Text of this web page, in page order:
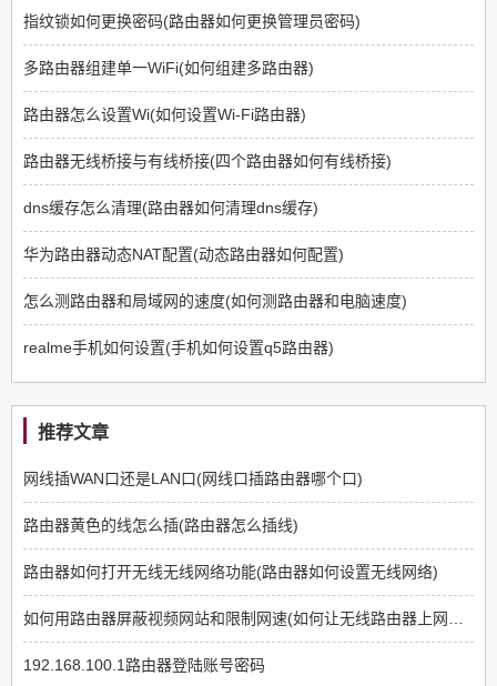
指纹锁如何更换密码(路由器如何更换管理员密码)
多路由器组建单一WiFi(如何组建多路由器)
路由器怎么设置Wi(如何设置Wi-Fi路由器)
路由器无线桥接与有线桥接(四个路由器如何有线桥接)
dns缓存怎么清理(路由器如何清理dns缓存)
华为路由器动态NAT配置(动态路由器如何配置)
怎么测路由器和局域网的速度(如何测路由器和电脑速度)
realme手机如何设置(手机如何设置q5路由器)
推荐文章
网线插WAN口还是LAN口(网线口插路由器哪个口)
路由器黄色的线怎么插(路由器怎么插线)
路由器如何打开无线无线网络功能(路由器如何设置无线网络)
如何用路由器屏蔽视频网站和限制网速(如何让无线路由器上网限制那些网站不能上)
192.168.100.1路由器登陆账号密码